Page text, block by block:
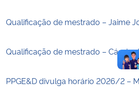
Qualificação de mestrado – Jaime
Qualificação de mestrado – Cássio
PPGE&D divulga horário 2026/2 –